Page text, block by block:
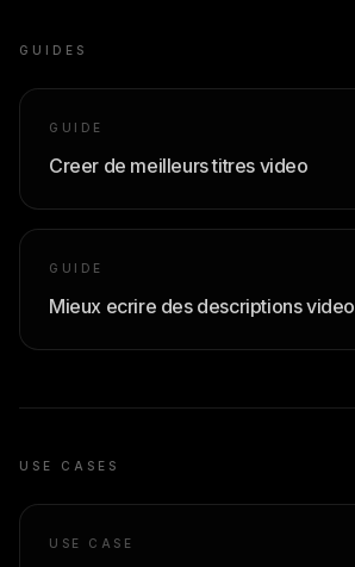
GUIDES
GUIDE
Creer de meilleurs titres video
GUIDE
Mieux ecrire des descriptions video
USE CASES
USE CASE